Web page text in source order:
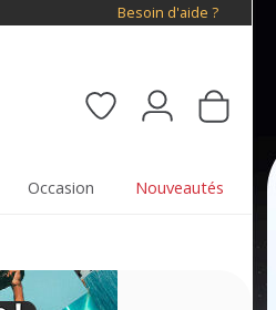
Besoin d'aide ?
Occasion Nouveautés